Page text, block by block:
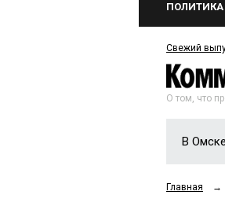
ПОЛИТИКА
Свежий
О том, что
В
Главная →